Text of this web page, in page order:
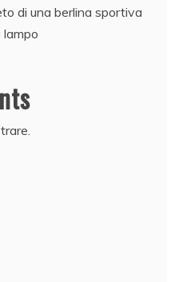
di una berlina sportiva
lampo